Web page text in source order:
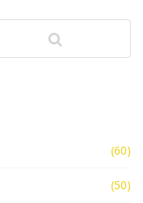
(60)
(50)